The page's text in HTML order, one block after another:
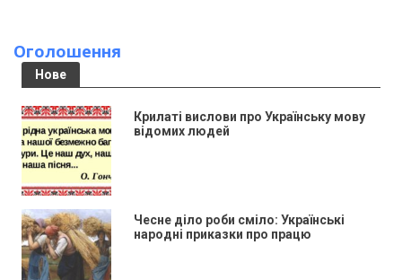
Оголошення
Нове
Крилаті вислови про Українську мову
відомих людей
Чесне діло роби сміло: Українські
народні приказки про працю